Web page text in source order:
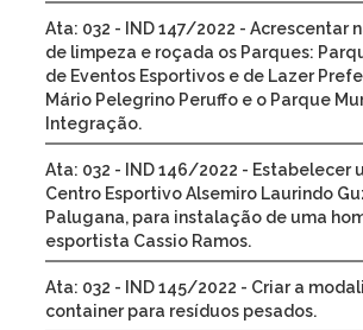
Ata: 032 - IND 147/2022 - Acrescentar
de limpeza e roçada os Parques:
de Eventos Esportivos e de Lazer
Mário Pelegrino Peruffo e o Parque
Integração.
Ata: 032 - IND 146/2022 - Estabelecer
Centro Esportivo Alsemiro Laurindo
Palugana, para instalação de uma
esportista Cassio Ramos.
Ata: 032 - IND 145/2022 - Criar a
container para resíduos pesados.